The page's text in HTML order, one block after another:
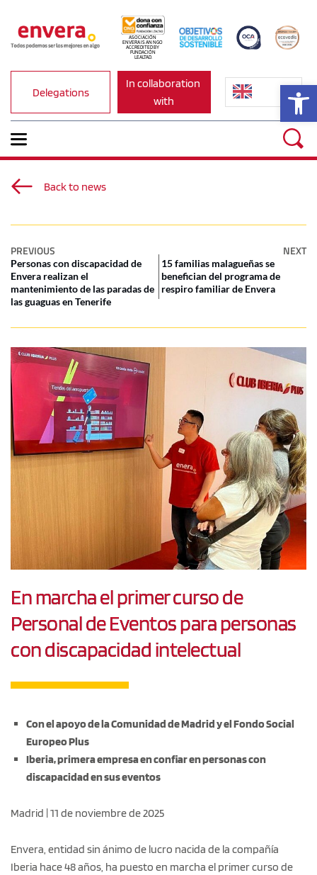
ASOCIACIÓN
ENVERA IS AN NGO
ACCREDITED BY
FUNDACIÓN
LEALTAD.
Delegations
In collaboration
with
Back to news
PREVIOUS NEXT
Personas con discapacidad de
Envera realizan el
mantenimiento de las paradas de
las guaguas en Tenerife
15 familias malagueñas se
benefician del programa de
respiro familiar de Envera
En marcha el primer curso de
Personal de Eventos para personas
con discapacidad intelectual
Con el apoyo de la Comunidad de Madrid y el Fondo Social
Europeo Plus
Iberia, primera empresa en confiar en personas con
discapacidad en sus eventos
Madrid | 11 de noviembre de 2025
Envera, entidad sin ánimo de lucro nacida de la compañía
Iberia hace 48 años, ha puesto en marcha el primer curso de